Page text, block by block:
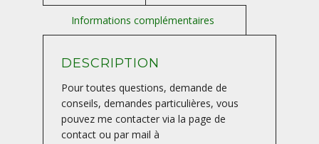
DESCRIPTION
Pour toutes questions, demande de
conseils, demandes particulières, vous
pouvez me contacter via la page de
contact ou par mail à